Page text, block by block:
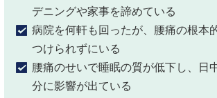
デニングや家事を諦めている
病院を何軒も回ったが、腰痛の根本
つけられずにいる
腰痛のせいで睡眠の質が低下し、日
分に影響が出ている